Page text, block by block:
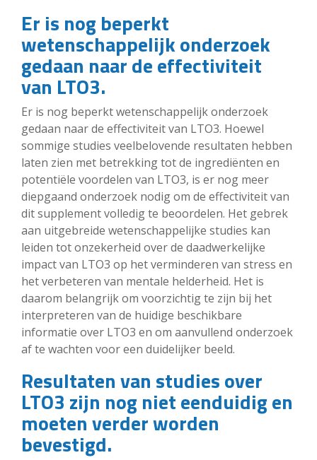
Er is nog beperkt
wetenschappelijk onderzoek
gedaan naar de effectiviteit
van LTO3.
Er is nog beperkt wetenschappelijk onderzoek
gedaan naar de effectiviteit van LTO3. Hoewel
sommige studies veelbelovende resultaten hebben
laten zien met betrekking tot de ingrediënten en
potentiële voordelen van LTO3, is er nog meer
diepgaand onderzoek nodig om de effectiviteit van
dit supplement volledig te beoordelen. Het gebrek
aan uitgebreide wetenschappelijke studies kan
leiden tot onzekerheid over de daadwerkelijke
impact van LTO3 op het verminderen van stress en
het verbeteren van mentale helderheid. Het is
daarom belangrijk om voorzichtig te zijn bij het
interpreteren van de huidige beschikbare
informatie over LTO3 en om aanvullend onderzoek
af te wachten voor een duidelijker beeld.
Resultaten van studies over
LTO3 zijn nog niet eenduidig en
moeten verder worden
bevestigd.